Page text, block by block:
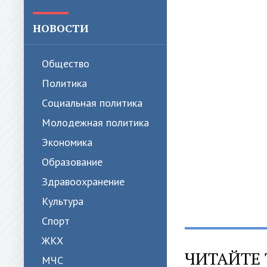
НОВОСТИ
Общество
Политика
Cоциальная политика
Молодежная политика
Экономика
Образование
Здравоохранение
Культура
Спорт
ЖКХ
МЧС
ЧИТАЙТЕ